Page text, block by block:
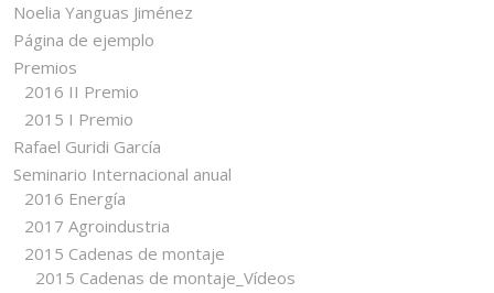
Noelia Yanguas Jiménez
Página de ejemplo
Premios
2016 II Premio
2015 I Premio
Rafael Guridi García
Seminario Internacional anual
2016 Energía
2017 Agroindustria
2015 Cadenas de montaje
2015 Cadenas de montaje_Vídeos